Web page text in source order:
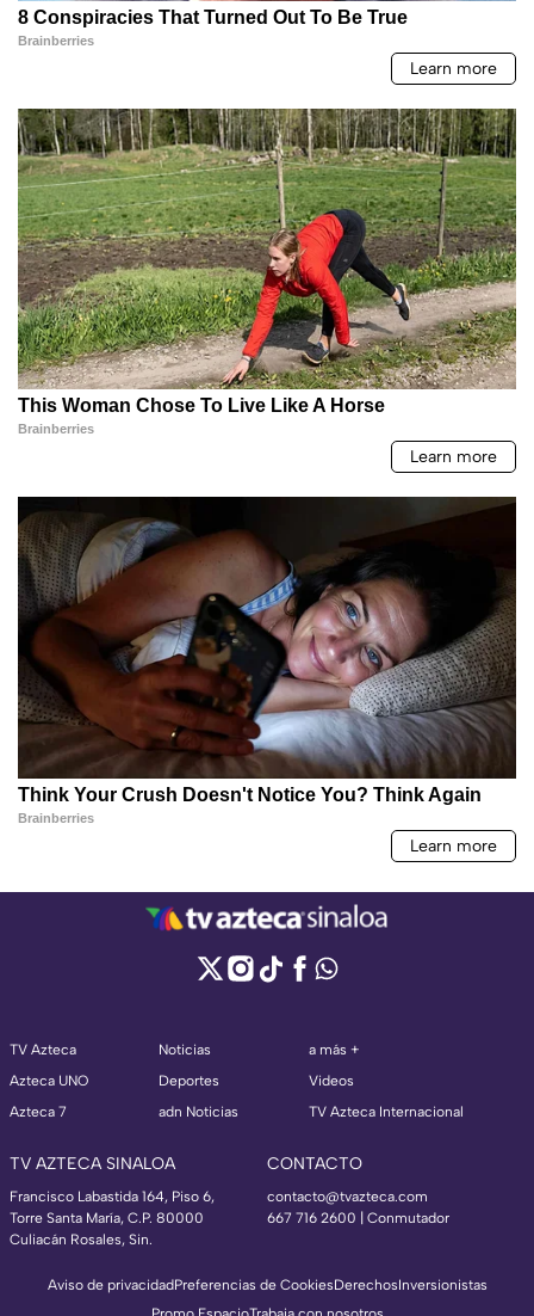
TV Azteca
Azteca UNO
Azteca 7
Noticias
Deportes
adn Noticias
a más +
Videos
TV Azteca Internacional
TV AZTECA SINALOA
Francisco Labastida 164, Piso 6,
Torre Santa María, C.P. 80000
Culiacán Rosales, Sin.
CONTACTO
contacto@tvazteca.com
667 716 2600 | Conmutador
Aviso de privacidadPreferencias de CookiesDerechosInversionistas